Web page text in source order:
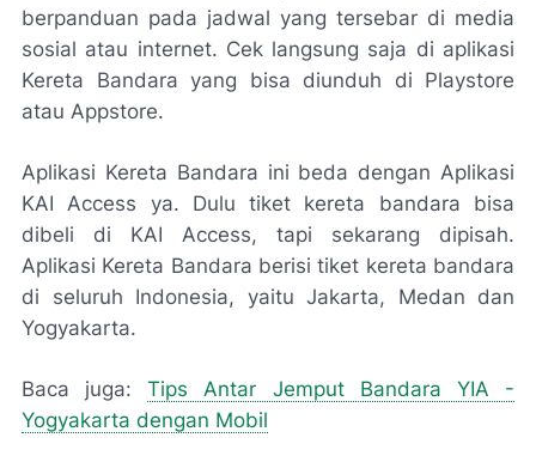
berpanduan pada jadwal yang tersebar di media
sosial atau internet. Cek langsung saja di aplikasi
Kereta Bandara yang bisa diunduh di Playstore
atau Appstore.
Aplikasi Kereta Bandara ini beda dengan Aplikasi
KAI Access ya. Dulu tiket kereta bandara bisa
dibeli di KAI Access, tapi sekarang dipisah.
Aplikasi Kereta Bandara berisi tiket kereta bandara
di seluruh Indonesia, yaitu Jakarta, Medan dan
Yogyakarta.
Baca juga:Tips Antar Jemput Bandara YIA -
Yogyakarta dengan Mobil